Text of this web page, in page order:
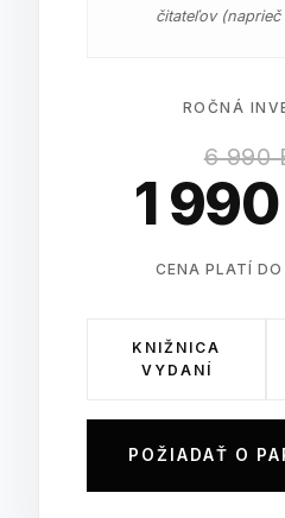
čitateľov
ROČNÁ
6 990
1
CENA PLATÍ
KNIŽNICA
VYDANÍ
POŽIADAŤ O